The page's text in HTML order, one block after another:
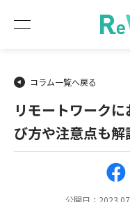
コラム一覧へ戻る
リモートワーク
び方や注意点も解
公開日：